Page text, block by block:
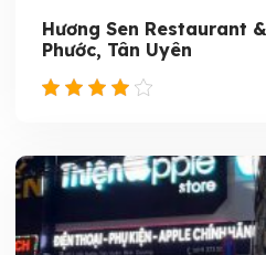
Hương Sen Restaurant
Phước, Tân Uyên